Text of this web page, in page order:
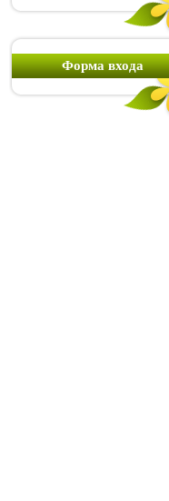
Форма входа